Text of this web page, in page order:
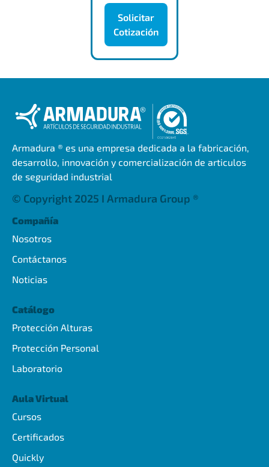
Solicitar
Cotización
Armadura ® es una empresa dedicada a la fabricación,
desarrollo, innovación y comercialización de articulos
de seguridad industrial
© Copyright 2025 I Armadura Group ®
Compañía
Nosotros
Contáctanos
Noticias
Catálogo
Protección Alturas
Protección Personal
Laboratorio
Aula Virtual
Cursos
Certificados
Quickly